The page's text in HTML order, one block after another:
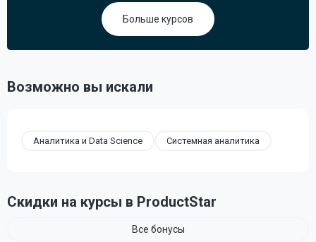
Больше курсов
Возможно вы искали
Аналитика и Data Science Системная аналитика
Скидки на курсы в ProductStar
Все бонусы